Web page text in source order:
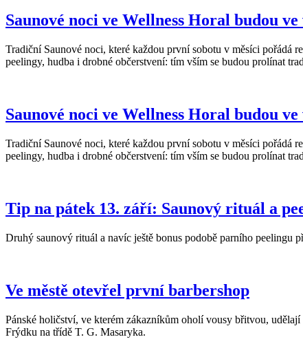
Saunové noci ve Wellness Horal budou
Tradiční Saunové noci, které každou první sobotu v měsíci pořádá
peelingy, hudba i drobné občerstvení: tím vším se budou prolínat
Saunové noci ve Wellness Horal budou
Tradiční Saunové noci, které každou první sobotu v měsíci pořádá
peelingy, hudba i drobné občerstvení: tím vším se budou prolínat
Tip na pátek 13. září: Saunový rituál a
Druhý saunový rituál a navíc ještě bonus podobě parního peelingu
Ve městě otevřel první barbershop
Pánské holičství, ve kterém zákazníkům oholí vousy břitvou,
Frýdku na třídě T. G. Masaryka.